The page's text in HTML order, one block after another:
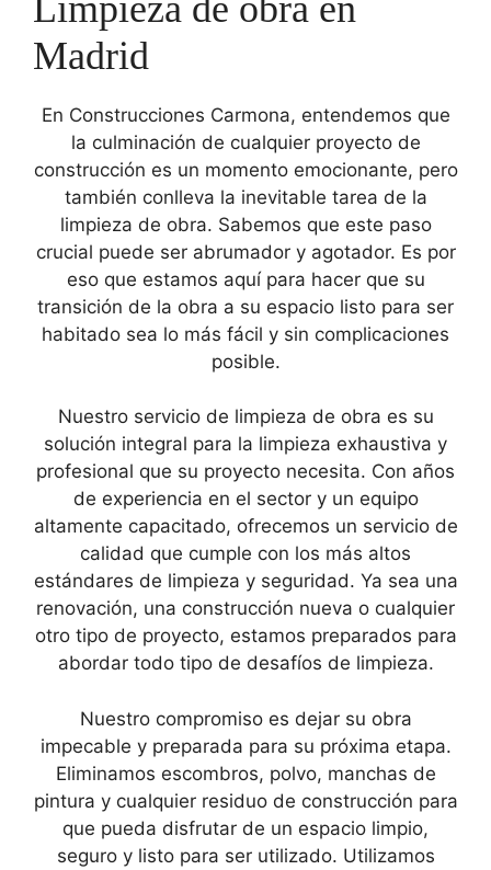
Madrid
En Construcciones Carmona, entendemos que
la culminación de cualquier proyecto de
construcción es un momento emocionante, pero
también conlleva la inevitable tarea de la
limpieza de obra. Sabemos que este paso
crucial puede ser abrumador y agotador. Es por
eso que estamos aquí para hacer que su
transición de la obra a su espacio listo para ser
habitado sea lo más fácil y sin complicaciones
posible.
Nuestro servicio de limpieza de obra es su
solución integral para la limpieza exhaustiva y
profesional que su proyecto necesita. Con años
de experiencia en el sector y un equipo
altamente capacitado, ofrecemos un servicio de
calidad que cumple con los más altos
estándares de limpieza y seguridad. Ya sea una
renovación, una construcción nueva o cualquier
otro tipo de proyecto, estamos preparados para
abordar todo tipo de desafíos de limpieza.
Nuestro compromiso es dejar su obra
impecable y preparada para su próxima etapa.
Eliminamos escombros, polvo, manchas de
pintura y cualquier residuo de construcción para
que pueda disfrutar de un espacio limpio,
seguro y listo para ser utilizado. Utilizamos